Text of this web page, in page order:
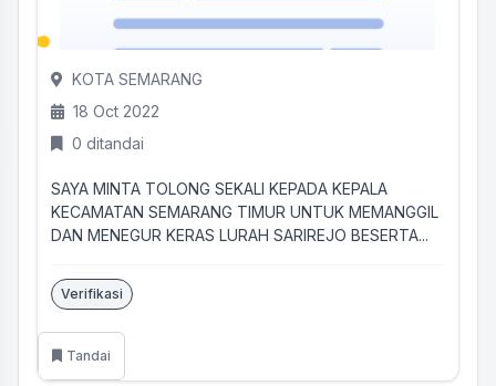
KOTA SEMARANG
18 Oct 2022
0 ditandai
SAYA MINTA TOLONG SEKALI KEPADA KEPALA
KECAMATAN SEMARANG TIMUR UNTUK MEMANGGIL
DAN MENEGUR KERAS LURAH SARIREJO BESERTA...
Verifikasi
Tandai